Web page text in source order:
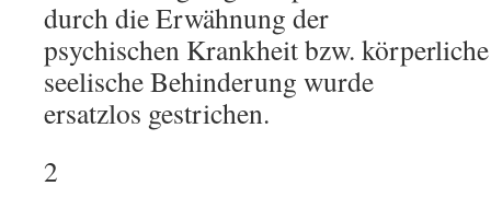
durch die Erwähnung der
psychischen Krankheit bzw.
seelische Behinderung wurde
ersatzlos gestrichen.
2